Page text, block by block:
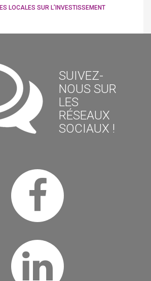
LOCALES SUR L’INVESTISSEMENT
SUIVEZ-
NOUS SUR
LES
RÉSEAUX
SOCIAUX !